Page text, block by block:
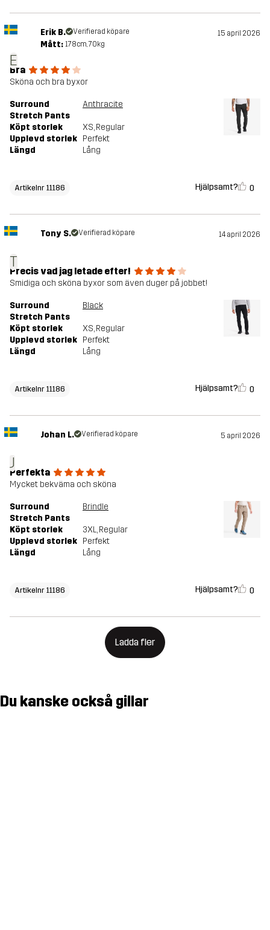
E
Erik B. Verifierad köpare 15 april 2026
Mått: 178cm, 70kg
Bra
Sköna och bra byxor
Surround
Stretch Pants
Anthracite
Köpt storlek XS, Regular
Upplevd storlek Perfekt
Längd
Lång
Artikelnr 11186 Hjälpsamt? 0
T
Tony S. Verifierad köpare 14 april 2026
Precis vad jag letade efter!
Smidiga och sköna byxor som även duger på jobbet!
Surround
Stretch Pants
Black
Köpt storlek XS, Regular
Upplevd storlek Perfekt
Längd
Lång
Artikelnr 11186 Hjälpsamt? 0
J
Johan L. Verifierad köpare 5 april 2026
Perfekta
Mycket bekväma och sköna
Surround
Stretch Pants
Brindle
Köpt storlek 3XL, Regular
Upplevd storlek Perfekt
Längd
Lång
Artikelnr 11186 Hjälpsamt? 0
Ladda fler
Du kanske också gillar